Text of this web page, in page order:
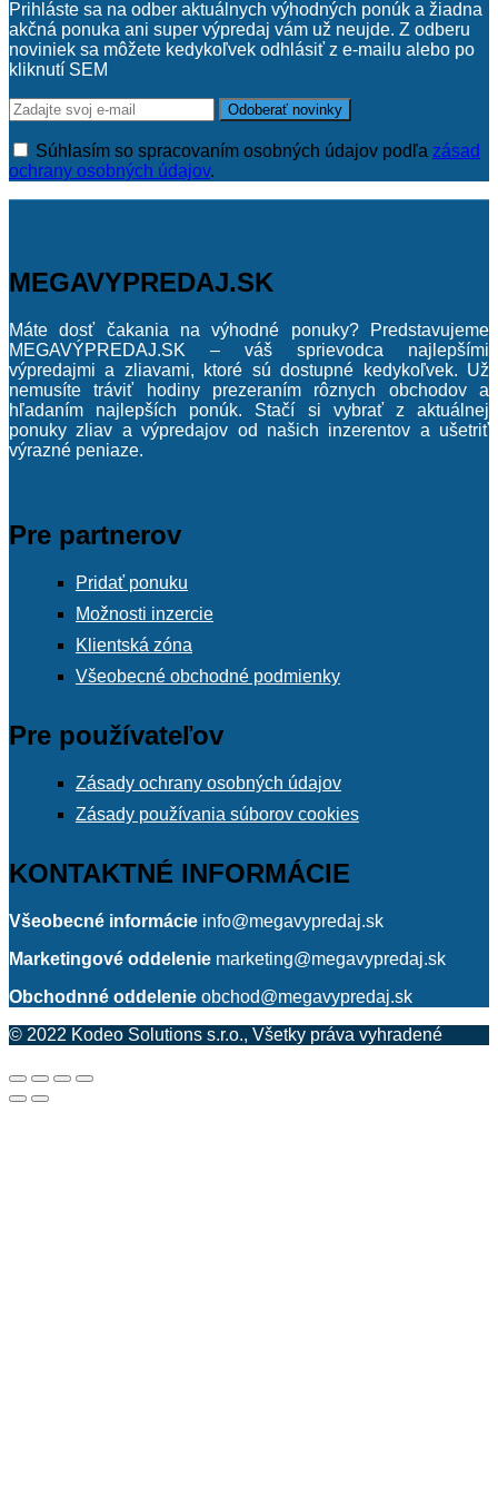
Prihláste sa na odber aktuálnych výhodných ponúk a žiadna
akčná ponuka ani super výpredaj vám už neujde. Z odberu
noviniek sa môžete kedykoľvek odhlásiť z e-mailu alebo po
kliknutí SEM
Súhlasím so spracovaním osobných údajov podľa zásad
ochrany osobných údajov.
MEGAVYPREDAJ.SK
Máte dosť čakania na výhodné ponuky? Predstavujeme
MEGAVÝPREDAJ.SK – váš sprievodca najlepšími
výpredajmi a zliavami, ktoré sú dostupné kedykoľvek. Už
nemusíte tráviť hodiny prezeraním rôznych obchodov a
hľadaním najlepších ponúk. Stačí si vybrať z aktuálnej
ponuky zliav a výpredajov od našich inzerentov a ušetriť
výrazné peniaze.
Pre partnerov
Pridať ponuku
Možnosti inzercie
Klientská zóna
Všeobecné obchodné podmienky
Pre používateľov
Zásady ochrany osobných údajov
Zásady používania súborov cookies
KONTAKTNÉ INFORMÁCIE
Všeobecné informácie info@megavypredaj.sk
Marketingové oddelenie marketing@megavypredaj.sk
Obchodnné oddelenie obchod@megavypredaj.sk
© 2022 Kodeo Solutions s.r.o., Všetky práva vyhradené